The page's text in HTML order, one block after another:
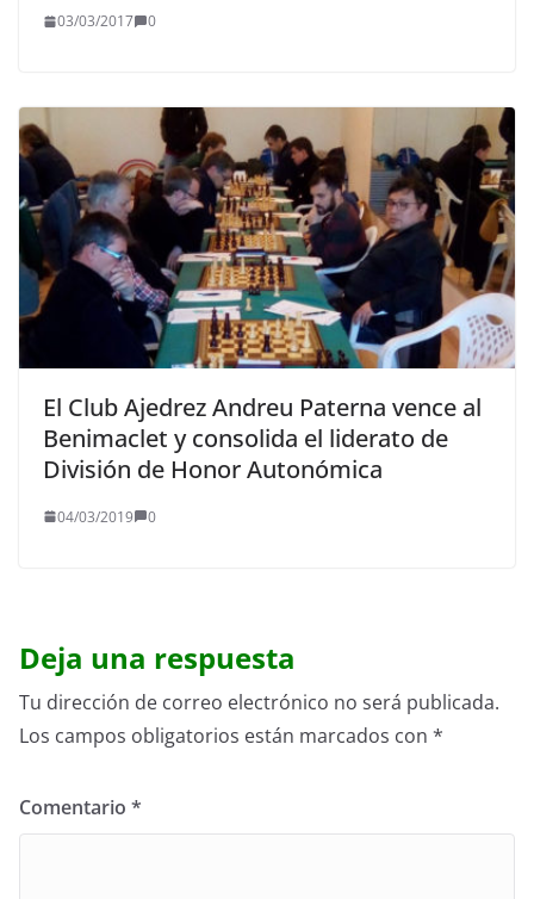
03/03/2017 0
El Club Ajedrez Andreu Paterna vence al
Benimaclet y consolida el liderato de
División de Honor Autonómica
04/03/2019 0
Deja una respuesta
Tu dirección de correo electrónico no será publicada.
Los campos obligatorios están marcados con *
Comentario *